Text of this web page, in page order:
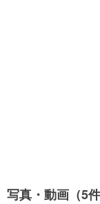
写真・動画（5件